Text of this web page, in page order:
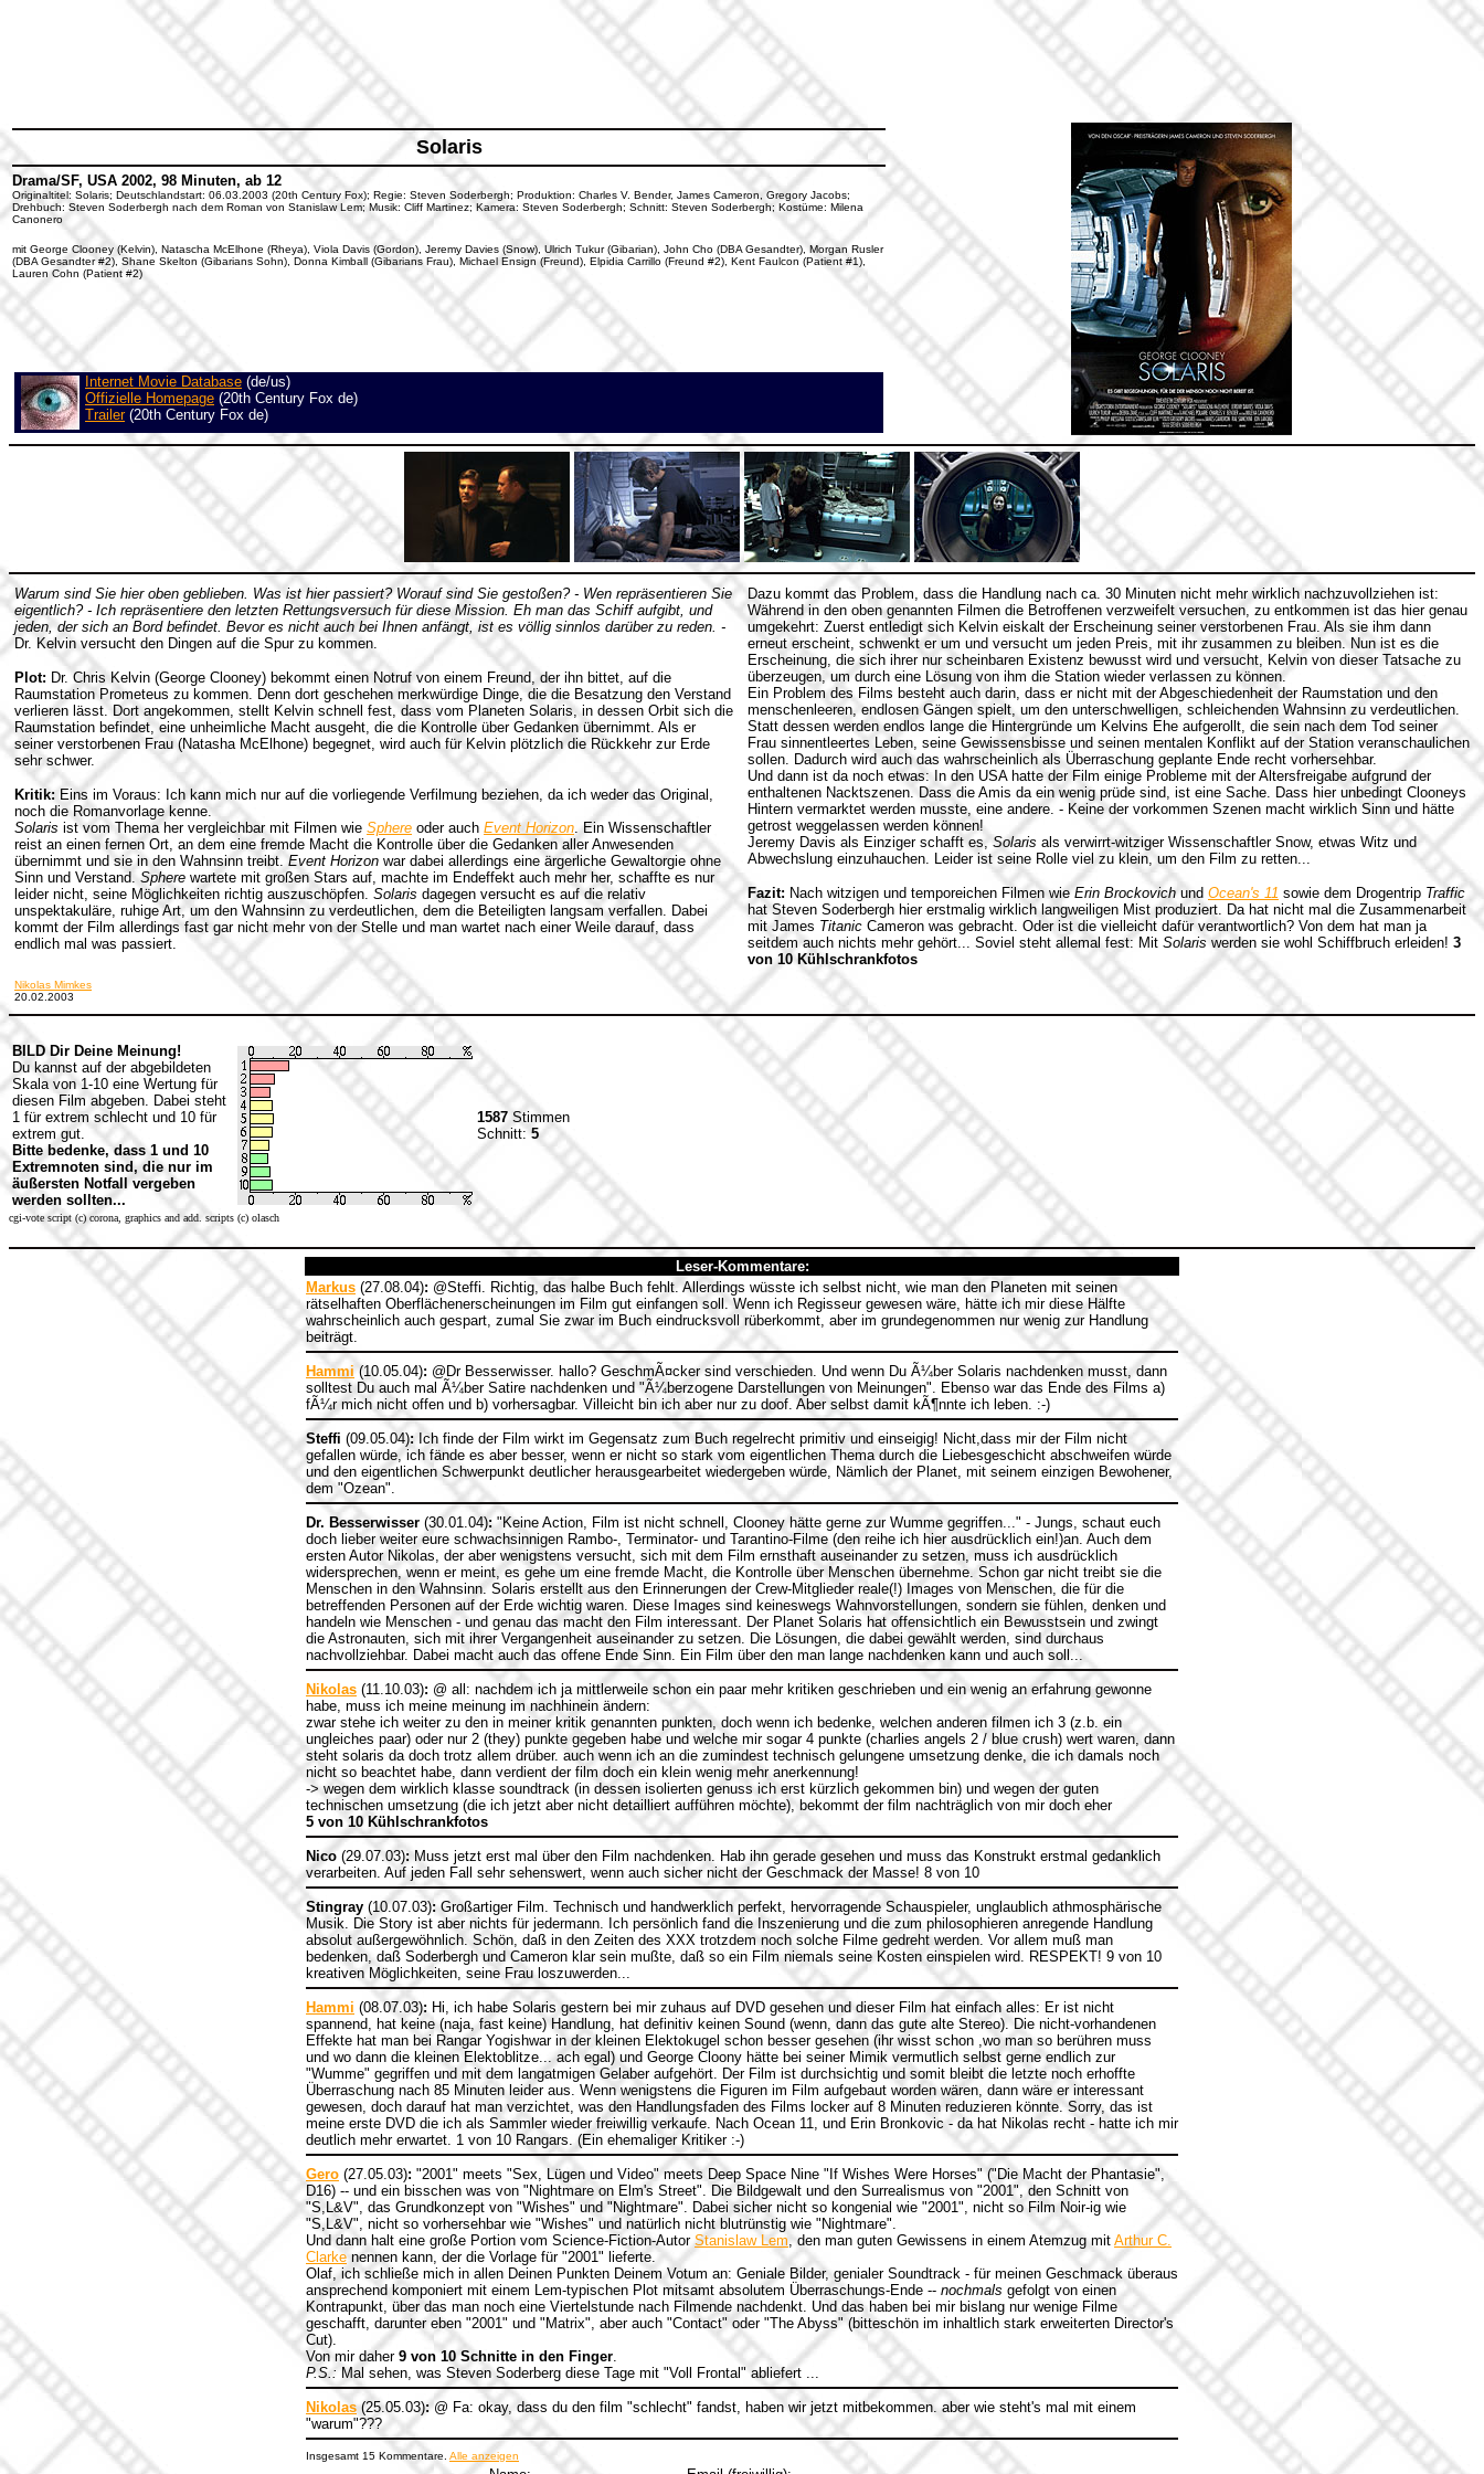
Solaris
Drama/SF, USA 2002, 98 Minuten, ab 12
Originaltitel: Solaris; Deutschlandstart: 06.03.2003 (20th Century Fox); Regie: Steven Soderbergh; Produktion: Charles V. Bender, James Cameron, Gregory Jacobs;
Drehbuch: Steven Soderbergh nach dem Roman von Stanislaw Lem; Musik: Cliff Martinez; Kamera: Steven Soderbergh; Schnitt: Steven Soderbergh; Kostüme: Milena
Canonero
mit George Clooney (Kelvin), Natascha McElhone (Rheya), Viola Davis (Gordon), Jeremy Davies (Snow), Ulrich Tukur (Gibarian), John Cho (DBA Gesandter), Morgan Rusler
(DBA Gesandter #2), Shane Skelton (Gibarians Sohn), Donna Kimball (Gibarians Frau), Michael Ensign (Freund), Elpidia Carrillo (Freund #2), Kent Faulcon (Patient #1),
Lauren Cohn (Patient #2)
Internet Movie Database (de/us)
Offizielle Homepage (20th Century Fox de)
Trailer(20th Century Fox de)
Warum sind Sie hier oben geblieben. Was ist hier passiert? Worauf sind Sie gestoßen? - Wen repräsentieren Sie
eigentlich? - Ich repräsentiere den letzten Rettungsversuch für diese Mission. Eh man das Schiff aufgibt, und
jeden, der sich an Bord befindet. Bevor es nicht auch bei Ihnen anfängt, ist es völlig sinnlos darüber zu reden. -
Dr. Kelvin versucht den Dingen auf die Spur zu kommen.
Plot: Dr. Chris Kelvin (George Clooney) bekommt einen Notruf von einem Freund, der ihn bittet, auf die
Raumstation Prometeus zu kommen. Denn dort geschehen merkwürdige Dinge, die die Besatzung den Verstand
verlieren lässt. Dort angekommen, stellt Kelvin schnell fest, dass vom Planeten Solaris, in dessen Orbit sich die
Raumstation befindet, eine unheimliche Macht ausgeht, die die Kontrolle über Gedanken übernimmt. Als er
seiner verstorbenen Frau (Natasha McElhone) begegnet, wird auch für Kelvin plötzlich die Rückkehr zur Erde
sehr schwer.
Kritik: Eins im Voraus: Ich kann mich nur auf die vorliegende Verfilmung beziehen, da ich weder das Original,
noch die Romanvorlage kenne.
Solaris ist vom Thema her vergleichbar mit Filmen wie Sphere oder auch Event Horizon. Ein Wissenschaftler
reist an einen fernen Ort, an dem eine fremde Macht die Kontrolle über die Gedanken aller Anwesenden
übernimmt und sie in den Wahnsinn treibt. Event Horizon war dabei allerdings eine ärgerliche Gewaltorgie ohne
Sinn und Verstand. Sphere wartete mit großen Stars auf, machte im Endeffekt auch mehr her, schaffte es nur
leider nicht, seine Möglichkeiten richtig auszuschöpfen. Solaris dagegen versucht es auf die relativ
unspektakuläre, ruhige Art, um den Wahnsinn zu verdeutlichen, dem die Beteiligten langsam verfallen. Dabei
kommt der Film allerdings fast gar nicht mehr von der Stelle und man wartet nach einer Weile darauf, dass
endlich mal was passiert.
Dazu kommt das Problem, dass die Handlung nach ca. 30 Minuten nicht mehr wirklich nachzuvollziehen ist:
Während in den oben genannten Filmen die Betroffenen verzweifelt versuchen, zu entkommen ist das hier genau
umgekehrt: Zuerst entledigt sich Kelvin eiskalt der Erscheinung seiner verstorbenen Frau. Als sie ihm dann
erneut erscheint, schwenkt er um und versucht um jeden Preis, mit ihr zusammen zu bleiben. Nun ist es die
Erscheinung, die sich ihrer nur scheinbaren Existenz bewusst wird und versucht, Kelvin von dieser Tatsache zu
überzeugen, um durch eine Lösung von ihm die Station wieder verlassen zu können.
Ein Problem des Films besteht auch darin, dass er nicht mit der Abgeschiedenheit der Raumstation und den
menschenleeren, endlosen Gängen spielt, um den unterschwelligen, schleichenden Wahnsinn zu verdeutlichen.
Statt dessen werden endlos lange die Hintergründe um Kelvins Ehe aufgerollt, die sein nach dem Tod seiner
Frau sinnentleertes Leben, seine Gewissensbisse und seinen mentalen Konflikt auf der Station veranschaulichen
sollen. Dadurch wird auch das wahrscheinlich als Überraschung geplante Ende recht vorhersehbar.
Und dann ist da noch etwas: In den USA hatte der Film einige Probleme mit der Altersfreigabe aufgrund der
enthaltenen Nacktszenen. Dass die Amis da ein wenig prüde sind, ist eine Sache. Dass hier unbedingt Clooneys
Hintern vermarktet werden musste, eine andere. - Keine der vorkommen Szenen macht wirklich Sinn und hätte
getrost weggelassen werden können!
Jeremy Davis als Einziger schafft es,Solaris als verwirrt-witziger Wissenschaftler Snow, etwas Witz und
Abwechslung einzuhauchen. Leider ist seine Rolle viel zu klein, um den Film zu retten...
Fazit: Nach witzigen und temporeichen Filmen wieErin Brockovich und Ocean's 11 sowie dem Drogentrip Traffic
hat Steven Soderbergh hier erstmalig wirklich langweiligen Mist produziert. Da hat nicht mal die Zusammenarbeit
mit James Titanic Cameron was gebracht. Oder ist die vielleicht dafür verantwortlich? Von dem hat man ja
seitdem auch nichts mehr gehört... Soviel steht allemal fest: Mit Solaris werden sie wohl Schiffbruch erleiden! 3
von 10 Kühlschrankfotos
Nikolas Mimkes
20.02.2003
BILD Dir Deine Meinung!
Du kannst auf der abgebildeten
Skala von 1-10 eine Wertung für
diesen Film abgeben. Dabei steht
1 für extrem schlecht und 10 für
extrem gut.
Bitte bedenke, dass 1 und 10
Extremnoten sind, die nur im
äußersten Notfall vergeben
werden sollten...
1587 Stimmen
Schnitt:5
cgi-vote script (c) corona, graphics and add. scripts (c) olasch
Leser-Kommentare:
Markus (27.08.04): @Steffi. Richtig, das halbe Buch fehlt. Allerdings wüsste ich selbst nicht, wie man den Planeten mit seinen
rätselhaften Oberflächenerscheinungen im Film gut einfangen soll. Wenn ich Regisseur gewesen wäre, hätte ich mir diese Hälfte
wahrscheinlich auch gespart, zumal Sie zwar im Buch eindrucksvoll rüberkommt, aber im grundegenommen nur wenig zur Handlung
beiträgt.
Hammi(10.05.04): @Dr Besserwisser. hallo? GeschmÃ¤cker sind verschieden. Und wenn Du Ã¼ber Solaris nachdenken musst, dann
solltest Du auch mal Ã¼ber Satire nachdenken und "Ã¼berzogene Darstellungen von Meinungen". Ebenso war das Ende des Films a)
fÃ¼r mich nicht offen und b) vorhersagbar. Villeicht bin ich aber nur zu doof. Aber selbst damit kÃ¶nnte ich leben. :-)
Steffi (09.05.04): Ich finde der Film wirkt im Gegensatz zum Buch regelrecht primitiv und einseigig! Nicht,dass mir der Film nicht
gefallen würde, ich fände es aber besser, wenn er nicht so stark vom eigentlichen Thema durch die Liebesgeschicht abschweifen würde
und den eigentlichen Schwerpunkt deutlicher herausgearbeitet wiedergeben würde, Nämlich der Planet, mit seinem einzigen Bewohener,
dem "Ozean".
Dr. Besserwisser (30.01.04): "Keine Action, Film ist nicht schnell, Clooney hätte gerne zur Wumme gegriffen..." - Jungs, schaut euch
doch lieber weiter eure schwachsinnigen Rambo-, Terminator- und Tarantino-Filme (den reihe ich hier ausdrücklich ein!)an. Auch dem
ersten Autor Nikolas, der aber wenigstens versucht, sich mit dem Film ernsthaft auseinander zu setzen, muss ich ausdrücklich
widersprechen, wenn er meint, es gehe um eine fremde Macht, die Kontrolle über Menschen übernehme. Schon gar nicht treibt sie die
Menschen in den Wahnsinn. Solaris erstellt aus den Erinnerungen der Crew-Mitglieder reale(!) Images von Menschen, die für die
betreffenden Personen auf der Erde wichtig waren. Diese Images sind keineswegs Wahnvorstellungen, sondern sie fühlen, denken und
handeln wie Menschen - und genau das macht den Film interessant. Der Planet Solaris hat offensichtlich ein Bewusstsein und zwingt
die Astronauten, sich mit ihrer Vergangenheit auseinander zu setzen. Die Lösungen, die dabei gewählt werden, sind durchaus
nachvollziehbar. Dabei macht auch das offene Ende Sinn. Ein Film über den man lange nachdenken kann und auch soll...
Nikolas (11.10.03): @ all: nachdem ich ja mittlerweile schon ein paar mehr kritiken geschrieben und ein wenig an erfahrung gewonne
habe, muss ich meine meinung im nachhinein ändern:
zwar stehe ich weiter zu den in meiner kritik genannten punkten, doch wenn ich bedenke, welchen anderen filmen ich 3 (z.b. ein
ungleiches paar) oder nur 2 (they) punkte gegeben habe und welche mir sogar 4 punkte (charlies angels 2 / blue crush) wert waren, dann
steht solaris da doch trotz allem drüber. auch wenn ich an die zumindest technisch gelungene umsetzung denke, die ich damals noch
nicht so beachtet habe, dann verdient der film doch ein klein wenig mehr anerkennung!
-> wegen dem wirklich klasse soundtrack (in dessen isolierten genuss ich erst kürzlich gekommen bin) und wegen der guten
technischen umsetzung (die ich jetzt aber nicht detailliert aufführen möchte), bekommt der film nachträglich von mir doch eher
5 von 10 Kühlschrankfotos
Nico (29.07.03): Muss jetzt erst mal über den Film nachdenken. Hab ihn gerade gesehen und muss das Konstrukt erstmal gedanklich
verarbeiten. Auf jeden Fall sehr sehenswert, wenn auch sicher nicht der Geschmack der Masse! 8 von 10
Stingray (10.07.03): Großartiger Film. Technisch und handwerklich perfekt, hervorragende Schauspieler, unglaublich athmosphärische
Musik. Die Story ist aber nichts für jedermann. Ich persönlich fand die Inszenierung und die zum philosophieren anregende Handlung
absolut außergewöhnlich. Schön, daß in den Zeiten des XXX trotzdem noch solche Filme gedreht werden. Vor allem muß man
bedenken, daß Soderbergh und Cameron klar sein mußte, daß so ein Film niemals seine Kosten einspielen wird. RESPEKT! 9 von 10
kreativen Möglichkeiten, seine Frau loszuwerden...
Hammi (08.07.03): Hi, ich habe Solaris gestern bei mir zuhaus auf DVD gesehen und dieser Film hat einfach alles: Er ist nicht
spannend, hat keine (naja, fast keine) Handlung, hat definitiv keinen Sound (wenn, dann das gute alte Stereo). Die nicht-vorhandenen
Effekte hat man bei Rangar Yogishwar in der kleinen Elektokugel schon besser gesehen (ihr wisst schon ,wo man so berühren muss
und wo dann die kleinen Elektoblitze... ach egal) und George Cloony hätte bei seiner Mimik vermutlich selbst gerne endlich zur
"Wumme" gegriffen und mit dem langatmigen Gelaber aufgehört. Der Film ist durchsichtig und somit bleibt die letzte noch erhoffte
Überraschung nach 85 Minuten leider aus. Wenn wenigstens die Figuren im Film aufgebaut worden wären, dann wäre er interessant
gewesen, doch darauf hat man verzichtet, was den Handlungsfaden des Films locker auf 8 Minuten reduzieren könnte. Sorry, das ist
meine erste DVD die ich als Sammler wieder freiwillig verkaufe. Nach Ocean 11, und Erin Bronkovic - da hat Nikolas recht - hatte ich mir
deutlich mehr erwartet. 1 von 10 Rangars. (Ein ehemaliger Kritiker :-)
Gero (27.05.03): "2001" meets "Sex, Lügen und Video" meets Deep Space Nine "If Wishes Were Horses" ("Die Macht der Phantasie",
D16) -- und ein bisschen was von "Nightmare on Elm's Street". Die Bildgewalt und den Surrealismus von "2001", den Schnitt von
"S,L&V", das Grundkonzept von "Wishes" und "Nightmare". Dabei sicher nicht so kongenial wie "2001", nicht so Film Noir-ig wie
"S,L&V", nicht so vorhersehbar wie "Wishes" und natürlich nicht blutrünstig wie "Nightmare".
Und dann halt eine große Portion vom Science-Fiction-Autor Stanislaw Lem, den man guten Gewissens in einem Atemzug mit Arthur C.
Clarke nennen kann, der die Vorlage für "2001" lieferte.
Olaf, ich schließe mich in allen Deinen Punkten Deinem Votum an: Geniale Bilder, genialer Soundtrack - für meinen Geschmack überaus
ansprechend komponiert mit einem Lem-typischen Plot mitsamt absolutem Überraschungs-Ende -- nochmals gefolgt von einen
Kontrapunkt, über das man noch eine Viertelstunde nach Filmende nachdenkt. Und das haben bei mir bislang nur wenige Filme
geschafft, darunter eben "2001" und "Matrix", aber auch "Contact" oder "The Abyss" (bitteschön im inhaltlich stark erweiterten Director's
Cut).
Von mir daher 9 von 10 Schnitte in den Finger.
P.S.: Mal sehen, was Steven Soderberg diese Tage mit "Voll Frontal" abliefert ...
Nikolas(25.05.03):@ Fa: okay, dass du den film "schlecht" fandst, haben wir jetzt mitbekommen. aber wie steht's mal mit einem
"warum"???
Insgesamt 15 Kommentare. Alle anzeigen